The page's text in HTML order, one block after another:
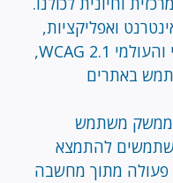
ואפליקציות,
בהתאם לתקן הנגישות הישראלי והעולמי WCAG 2.1,
באתרים
ממשק משתמש
להתמצא
פעולה מתוך מחשבה